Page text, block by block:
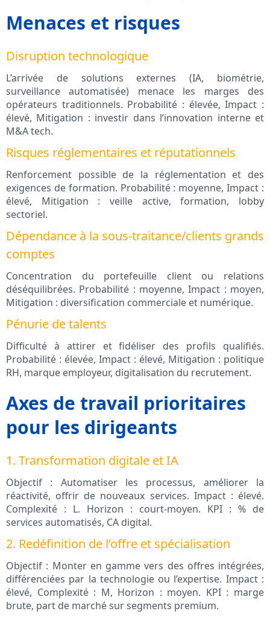
Menaces et risques
Disruption technologique
L’arrivée de solutions externes (IA, biométrie,
surveillance automatisée) menace les marges des
opérateurs traditionnels. Probabilité : élevée, Impact :
élevé, Mitigation : investir dans l’innovation interne et
M&A tech.
Risques réglementaires et réputationnels
Renforcement possible de la réglementation et des
exigences de formation. Probabilité : moyenne, Impact :
élevé, Mitigation : veille active, formation, lobby
sectoriel.
Dépendance à la sous-traitance/clients grands
comptes
Concentration du portefeuille client ou relations
déséquilibrées. Probabilité : moyenne, Impact : moyen,
Mitigation : diversification commerciale et numérique.
Pénurie de talents
Difficulté à attirer et fidéliser des profils qualifiés.
Probabilité : élevée, Impact : élevé, Mitigation : politique
RH, marque employeur, digitalisation du recrutement.
Axes de travail prioritaires
pour les dirigeants
1. Transformation digitale et IA
Objectif : Automatiser les processus, améliorer la
réactivité, offrir de nouveaux services. Impact : élevé.
Complexité : L. Horizon : court-moyen. KPI : % de
services automatisés, CA digital.
2. Redéfinition de l’offre et spécialisation
Objectif : Monter en gamme vers des offres intégrées,
différenciées par la technologie ou l’expertise. Impact :
élevé, Complexité : M, Horizon : moyen. KPI : marge
brute, part de marché sur segments premium.